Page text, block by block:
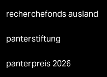
recherchefonds ausland
panterstiftung
panterpreis 2026